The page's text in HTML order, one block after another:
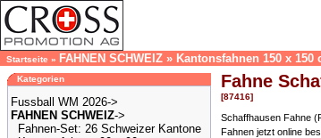
Startseite » FAHNEN SCHWEIZ » Kantonsfahnen 150 x 150
Kategorien
Fussball WM 2026->
FAHNEN SCHWEIZ->
Fahnen-Set: 26 Schweizer Kantone
Fahne
[87416]
Schaffhausen Fahne
Fahnen jetzt online